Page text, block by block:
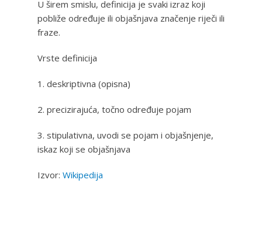
U širem smislu, definicija je svaki izraz koji
pobliže određuje ili objašnjava značenje riječi ili
fraze.
Vrste definicija
1. deskriptivna (opisna)
2. precizirajuća, točno određuje pojam
3. stipulativna, uvodi se pojam i objašnjenje,
iskaz koji se objašnjava
Izvor: Wikipedija